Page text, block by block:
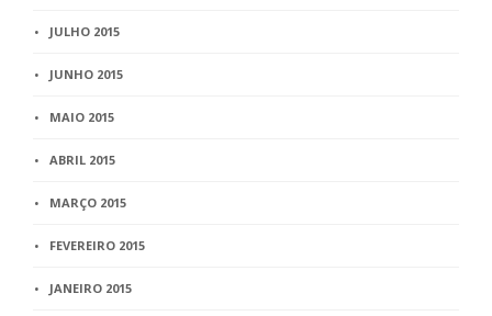
JULHO 2015
JUNHO 2015
MAIO 2015
ABRIL 2015
MARÇO 2015
FEVEREIRO 2015
JANEIRO 2015